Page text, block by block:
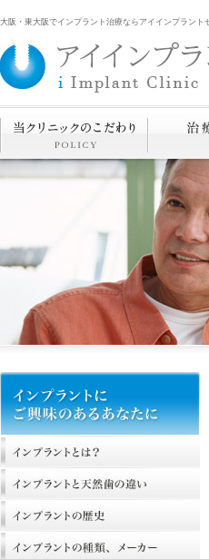
大阪・東大阪でインプラント治療ならアイインプラント